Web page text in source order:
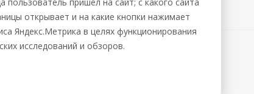
открывает и на какие кнопки нажимает
Яндекс.Метрика в целях функционирования
исследований и обзоров.